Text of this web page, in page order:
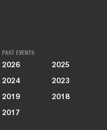
PAST EVENTS
2026
2025
2024
2023
2019
2018
2017